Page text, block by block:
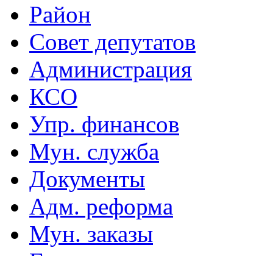
Район
Совет депутатов
Администрация
КСО
Упр. финансов
Мун. служба
Документы
Адм. реформа
Мун. заказы